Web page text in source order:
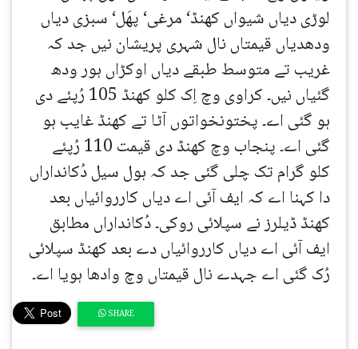
لوڑی دیاں شیواں کھنڈ‘ مرغی‘ پھَل‘ سبزی دیاں
ودھدیاں قیمتاں نال شہری پریشان نیں جد کہ
غریب تے متوسط طبقے دیاں اوکڑاں ہور ودھ
گئیاں نیں۔ کراوی وچ اِک کلو کھنڈ 105 رُپئے دی
ہو گئی اے۔ پختونخواتوں آٹا تے کھنڈ غایب ہو
گئی اے۔ پنجاب وچ کھنڈ دی قیمت 110 رُپئے
کلو گرام تک چلی گئی جد کہ ہول سیل دُکانداراں
دا کہنا اے کہ ایف آئی اے دیاں کارروائیاں بعد
کھنڈ ڈیلرز نے سپلائی روکی۔ دُکانداراں مطابق
ایف آئی اے دیاں کارروائیاں دے بعد کھنڈ سپلائی
رُک گئی اے جہدے نال قیمتاں وچ وادھا ہویا اے۔
SHARE